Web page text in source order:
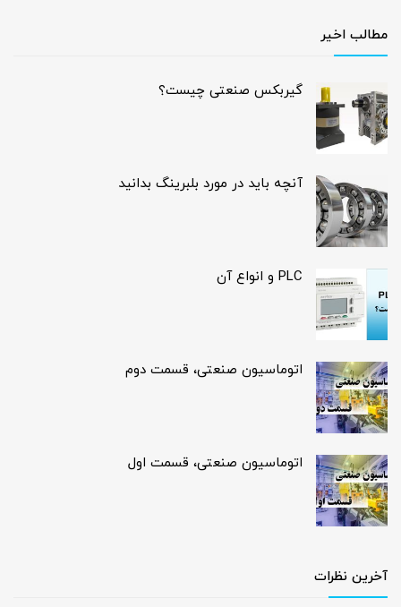
مطالب اخیر
گیربکس صنعتی چیست؟
آنچه باید در مورد بلبرینگ بدانید
PLC و انواع آن
اتوماسیون صنعتی، قسمت دوم
اتوماسیون صنعتی، قسمت اول
آخرین نظرات